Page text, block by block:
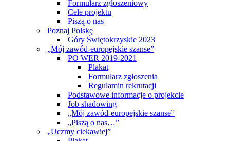
Formularz zgłoszeniowy
Cele projektu
Piszą o nas
Poznaj Polskę
Góry Świętokrzyskie 2023
„Mój zawód-europejskie szanse”
PO WER 2019-2021
Plakat
Formularz zgłoszenia
Regulamin rekrutacji
Podstawowe informacje o projekcie
Job shadowing
„Mój zawód-europejskie szanse”
„Piszą o nas…”
„Uczmy ciekawiej”